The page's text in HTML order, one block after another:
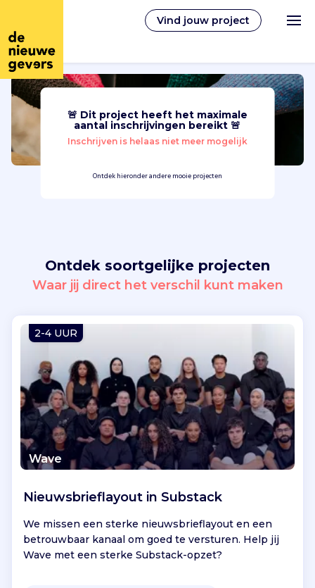
Vind jouw project
Nederlands
Vrijwilligerswerk
Vind jouw project
Inloggen
🚨 Dit project heeft het maximale
aantal inschrijvingen bereikt 🚨
Inschrijven is helaas niet meer mogelijk
Ontdek hieronder andere mooie projecten
Ontdek soortgelijke projecten
Waar jij direct het verschil kunt maken
2-4 UUR
Wave
Nieuwsbrieflayout in Substack
We missen een sterke nieuwsbrieflayout en een
betrouwbaar kanaal om goed te versturen. Help jij
Wave met een sterke Substack-opzet?